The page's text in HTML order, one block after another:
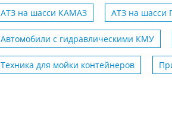
АТЗ на шасси КАMАЗ АТЗ на шасси
Автомобили с гидравлическими КМУ
Техника для мойки контейнеров